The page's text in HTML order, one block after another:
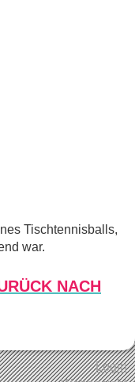
Tischtennisballs,
war.
NACH
Login